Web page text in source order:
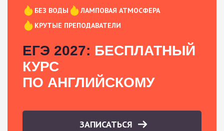
БЕЗ ВОДЫ
ЛАМПОВАЯ АТМОСФЕРА
КРУТЫЕ ПРЕПОДАВАТЕЛИ
ЕГЭ 2027: БЕСПЛАТНЫЙ
КУРС
ПО АНГЛИЙСКОМУ
ЗАПИСАТЬСЯ